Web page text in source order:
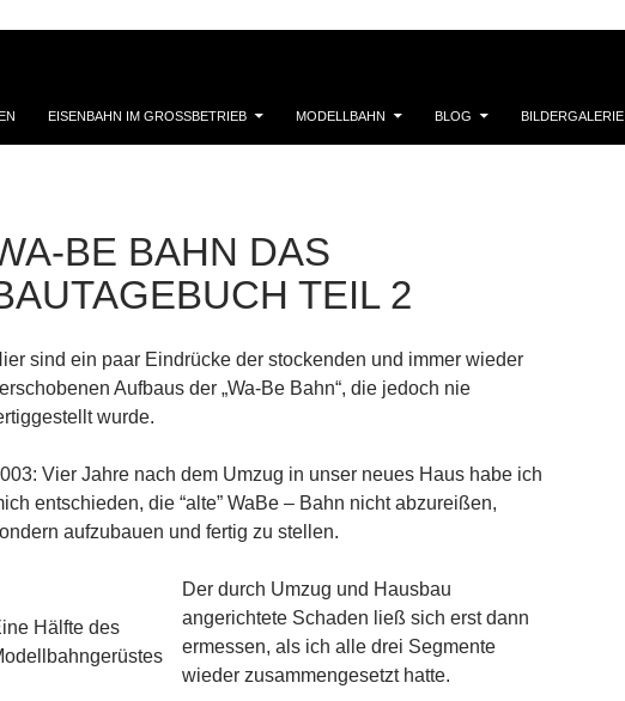
EISENBAHN IM GROSSBETRIEB MODELLBAHN BLOG BILDERGALERIE
BE BAHN DAS
TEIL 2
sind ein paar Eindrücke der stockenden und immer wieder
Aufbaus der „Wa-Be Bahn“, die jedoch nie
wurde.
Vier Jahre nach dem Umzug in unser neues Haus habe ich
entschieden, die “alte” WaBe – Bahn nicht abzureißen,
aufzubauen und fertig zu stellen.
Hälfte des
Der durch Umzug und Hausbau
angerichtete Schaden ließ sich erst dann
ermessen, als ich alle drei Segmente
wieder zusammengesetzt hatte.